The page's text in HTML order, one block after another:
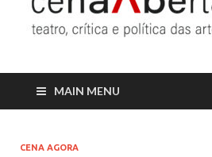
MAIN MENU
CENA AGORA